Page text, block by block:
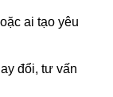
ai tạo yêu
đổi, tư vấn